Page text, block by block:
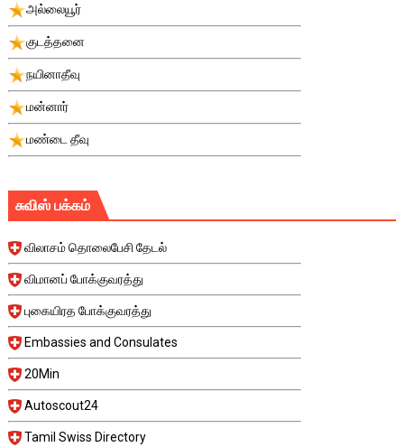
அல்லையூர்
குடத்தனை
நயினாதீவு
மன்னார்
மண்டை தீவு
சுவிஸ் பக்கம்
விலாசம் தொலைபேசி தேடல்
விமானப் போக்குவரத்து
புகையிரத போக்குவரத்து
Embassies and Consulates
20Min
Autoscout24
Tamil Swiss Directory